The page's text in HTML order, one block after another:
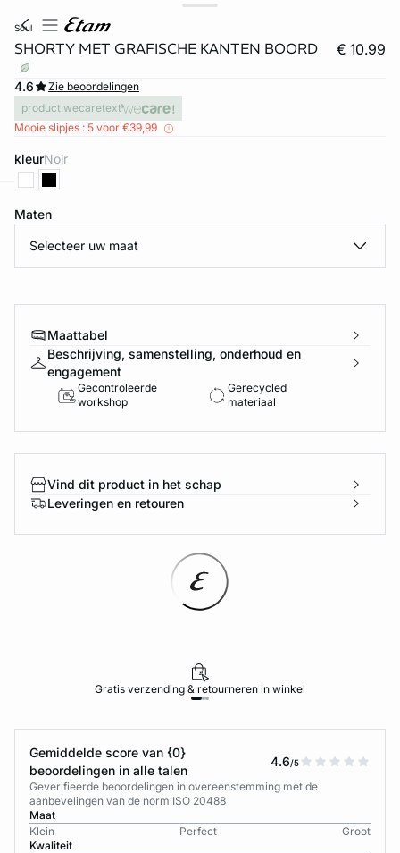
soul
SHORTY MET GRAFISCHE KANTEN BOORD € 10.99
4.6
Zie beoordelingen
product.wecaretext
Mooie slipjes : 5 voor €39,99
kleur noir
Maten
Selecteer uw maat
Maattabel
Beschrijving, samenstelling, onderhoud en
engagement
Gecontroleerde
workshop
Gerecycled
materiaal
Vind dit product in het schap
Leveringen en retouren
Gratis verzending & retourneren in winkel
Gemiddelde score van {0}
beoordelingen in alle talen
4.6/5
Geverifieerde beoordelingen in overeenstemming met de
aanbevelingen van de norm ISO 20488
Maat
Klein
Perfect
Groot
Kwaliteit